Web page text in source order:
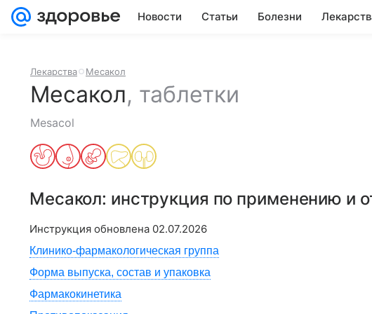
Новости Статьи Болезни
Лекарства Месакол
Месакол, таблетки
Mesacol
Месакол: инструкция по применению и
Инструкция обновлена 02.07.2026
Клинико-фармакологическая группа
Форма выпуска, состав и упаковка
Фармакокинетика